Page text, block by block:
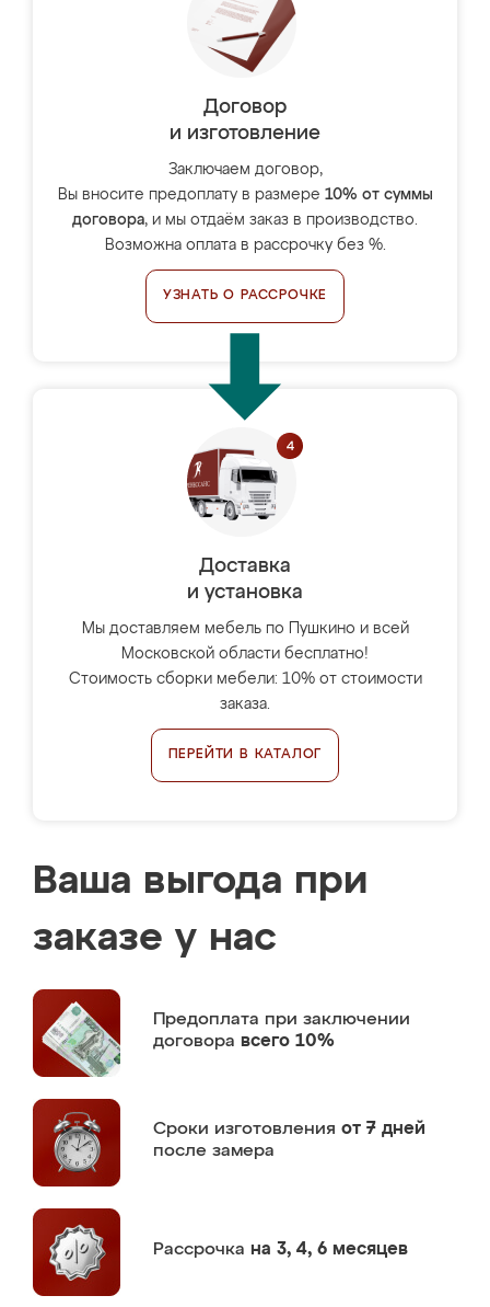
Договор
и изготовление
Заключаем договор,
Вы вносите предоплату в размере 10% от суммы
договора, и мы отдаём заказ в производство.
Возможна оплата в рассрочку без %.
УЗНАТЬ О РАССРОЧКЕ
Доставка
и установка
Мы доставляем мебель по Пушкино и всей
Московской области бесплатно!
Стоимость сборки мебели: 10% от стоимости
заказа.
ПЕРЕЙТИ В КАТАЛОГ
Ваша выгода при
заказе у нас
Предоплата при заключении
договора всего 10%
Сроки изготовления от 7 дней
после замера
Рассрочка на 3, 4, 6 месяцев